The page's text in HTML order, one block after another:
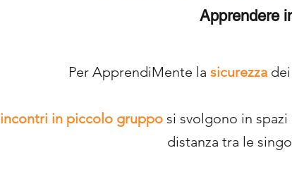
Apprendere
Per ApprendiMente la sicurezza
incontri in piccolo gruppo si svolgono in
distanza tra le